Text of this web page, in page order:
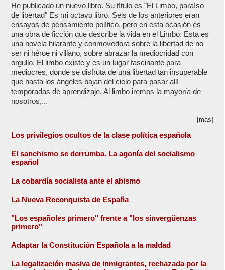
He publicado un nuevo libro. Su título es "El Limbo, paraíso
de libertad" Es mi octavo libro. Seis de los anteriores eran
ensayos de pensamiento político, pero en esta ocasión es
una obra de ficción que describe la vida en el Limbo. Esta es
una novela hilarante y conmovedora sobre la libertad de no
ser ni héroe ni villano, sobre abrazar la mediocridad con
orgullo. El limbo existe y es un lugar fascinante para
mediocres, donde se disfruta de una libertad tan insuperable
que hasta los ángeles bajan del cielo para pasar allí
temporadas de aprendizaje. Al limbo iremos la mayoría de
nosotros,...
[más]
Los privilegios ocultos de la clase política española
El sanchismo se derrumba. La agonía del socialismo
español
La cobardía socialista ante el abismo
La Nueva Reconquista de España
"Los españoles primero" frente a "los sinvergüenzas
primero"
Adaptar la Constitución Española a la maldad
La legalización masiva de inmigrantes, rechazada por la